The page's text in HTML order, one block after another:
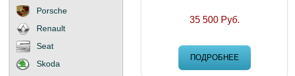
35 500 Руб.
ПОДРОБНЕЕ
Porsche
Renault
Seat
Skoda